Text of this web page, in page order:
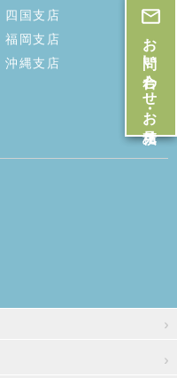
お問い合わせ・お見積
四国支店
福岡支店
沖縄支店